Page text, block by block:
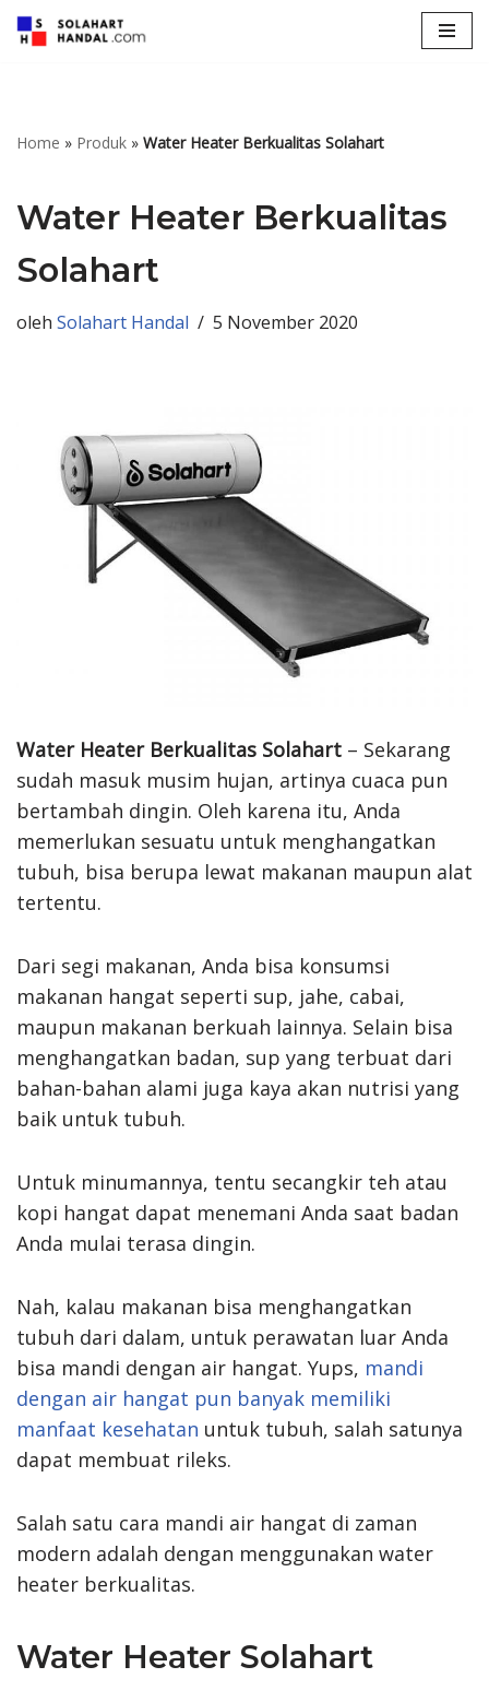
Home » Produk » Water Heater Berkualitas Solahart
Water Heater Berkualitas
Solahart
oleh Solahart Handal 5 November 2020
Water Heater Berkualitas Solahart – Sekarang
sudah masuk musim hujan, artinya cuaca pun
bertambah dingin. Oleh karena itu, Anda
memerlukan sesuatu untuk menghangatkan
tubuh, bisa berupa lewat makanan maupun alat
tertentu.
Dari segi makanan, Anda bisa konsumsi
makanan hangat seperti sup, jahe, cabai,
maupun makanan berkuah lainnya. Selain bisa
menghangatkan badan, sup yang terbuat dari
bahan-bahan alami juga kaya akan nutrisi yang
baik untuk tubuh.
Untuk minumannya, tentu secangkir teh atau
kopi hangat dapat menemani Anda saat badan
Anda mulai terasa dingin.
Nah, kalau makanan bisa menghangatkan
tubuh dari dalam, untuk perawatan luar Anda
bisa mandi dengan air hangat. Yups, mandi
dengan air hangat pun banyak memiliki
manfaat kesehatan untuk tubuh, salah satunya
dapat membuat rileks.
Salah satu cara mandi air hangat di zaman
modern adalah dengan menggunakan water
heater berkualitas.
Water Heater Solahart